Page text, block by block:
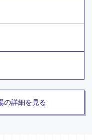
の詳細を見る